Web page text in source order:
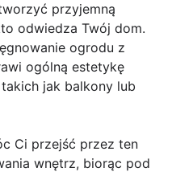
przyjemną
odwiedza Twój dom.
ogrodu z
ogólną estetykę
jak balkony lub
Ci przejść przez ten
wnętrz, biorąc pod